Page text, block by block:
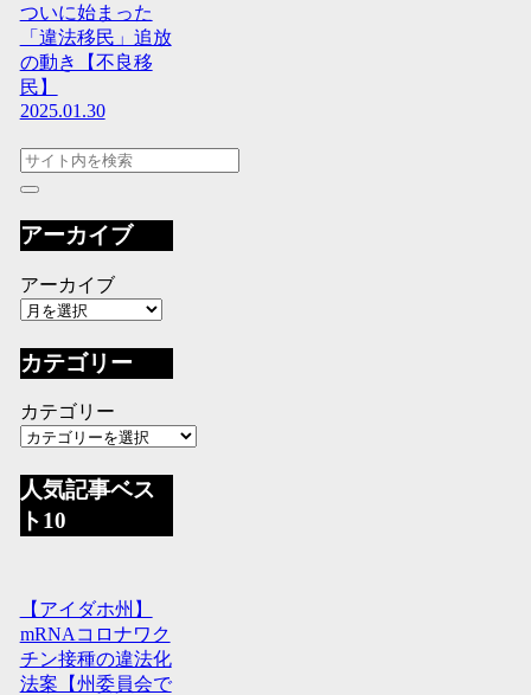
ついに始まった
「違法移民」追放
の動き【不良移
民】
2025.01.30
アーカイブ
アーカイブ
カテゴリー
カテゴリー
人気記事ベス
ト10
【アイダホ州】
mRNAコロナワク
チン接種の違法化
法案【州委員会で